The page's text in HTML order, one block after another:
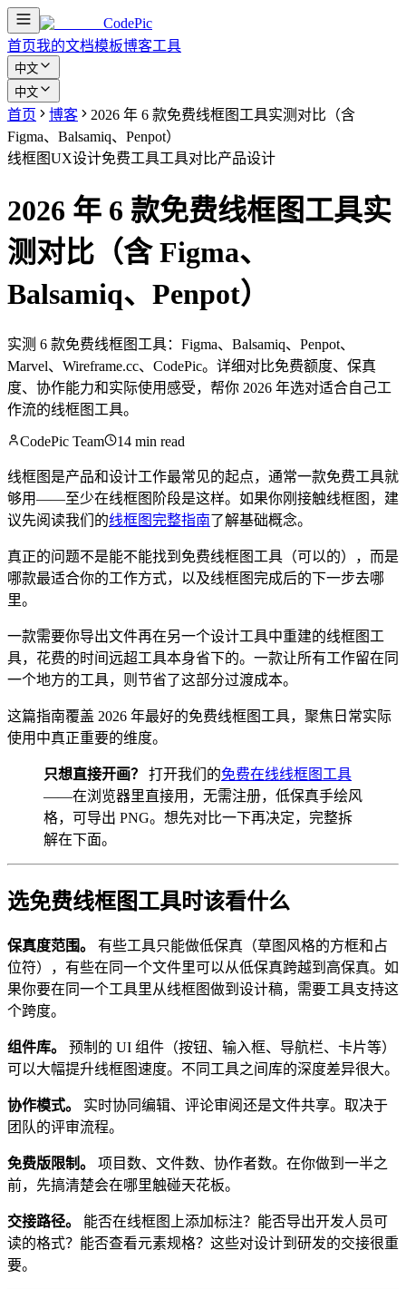
CodePic
首页我的文档模板博客工具
中文
中文
首页 博客
2026 年 6 款免费线框图工具实测对比（含
Figma、Balsamiq、Penpot）
线框图UX设计免费工具工具对比产品设计
2026 年 6 款免费线框图工具实
测对比（含 Figma、
Balsamiq、Penpot）
实测 6 款免费线框图工具：Figma、Balsamiq、Penpot、
Marvel、Wireframe.cc、CodePic。详细对比免费额度、保真
度、协作能力和实际使用感受，帮你 2026 年选对适合自己工
作流的线框图工具。
CodePic Team 14 min read
线框图是产品和设计工作最常见的起点，通常一款免费工具就
够用——至少在线框图阶段是这样。如果你刚接触线框图，建
议先阅读我们的线框图完整指南了解基础概念。
真正的问题不是能不能找到免费线框图工具（可以的），而是
哪款最适合你的工作方式，以及线框图完成后的下一步去哪
里。
一款需要你导出文件再在另一个设计工具中重建的线框图工
具，花费的时间远超工具本身省下的。一款让所有工作留在同
一个地方的工具，则节省了这部分过渡成本。
这篇指南覆盖 2026 年最好的免费线框图工具，聚焦日常实际
使用中真正重要的维度。
只想直接开画？ 打开我们的免费在线线框图工具
——在浏览器里直接用，无需注册，低保真手绘风
格，可导出 PNG。想先对比一下再决定，完整拆
解在下面。
选免费线框图工具时该看什么
保真度范围。
有些工具只能做低保真（草图风格的方框和占
位符），有些在同一个文件里可以从低保真跨越到高保真。如
果你要在同一个工具里从线框图做到设计稿，需要工具支持这
个跨度。
组件库。
预制的 UI 组件（按钮、输入框、导航栏、卡片等）
可以大幅提升线框图速度。不同工具之间库的深度差异很大。
协作模式。
实时协同编辑、评论审阅还是文件共享。取决于
团队的评审流程。
免费版限制。
项目数、文件数、协作者数。在你做到一半之
前，先搞清楚会在哪里触碰天花板。
交接路径。
能否在线框图上添加标注？能否导出开发人员可
读的格式？能否查看元素规格？这些对设计到研发的交接很重
要。